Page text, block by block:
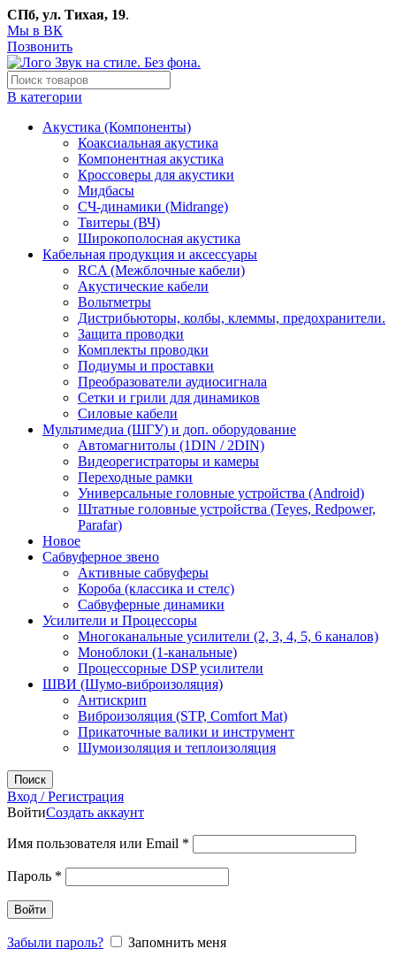
СПб, ул. Тихая, 19.
Мы в ВК
Позвонить
В категории
Акустика (Компоненты)
Коаксиальная акустика
Компонентная акустика
Кроссоверы для акустики
Мидбасы
СЧ-динамики (Midrange)
Твитеры (ВЧ)
Широкополосная акустика
Кабельная продукция и аксессуары
RCA (Межблочные кабели)
Акустические кабели
Вольтметры
Дистрибьюторы, колбы, клеммы, предохранители.
Защита проводки
Комплекты проводки
Подиумы и проставки
Преобразователи аудиосигнала
Сетки и грили для динамиков
Силовые кабели
Мультимедиа (ШГУ) и доп. оборудование
Автомагнитолы (1DIN / 2DIN)
Видеорегистраторы и камеры
Переходные рамки
Универсальные головные устройства (Android)
Штатные головные устройства (Teyes, Redpower,
Parafar)
Новое
Сабвуферное звено
Активные сабвуферы
Короба (классика и стелс)
Сабвуферные динамики
Усилители и Процессоры
Многоканальные усилители (2, 3, 4, 5, 6 каналов)
Моноблоки (1-канальные)
Процессорные DSP усилители
ШВИ (Шумо-виброизоляция)
Антискрип
Виброизоляция (STP, Comfort Mat)
Прикаточные валики и инструмент
Шумоизоляция и теплоизоляция
Поиск
Вход / Регистрация
ВойтиСоздать аккаунт
Имя пользователя или Email *
Пароль *
Войти
Забыли пароль?
Запомнить меня